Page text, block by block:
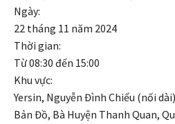
Ngày:
22 tháng 11 năm 2024
Thời gian:
Từ08:30 đến 15:00
Khu vực:
Yersin, Nguyễn Đình Chiểu (nối
Bản Đồ, Bà Huyện Thanh Quan,